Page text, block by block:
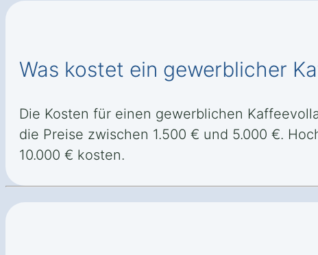
Was kostet ein gewerblicher
Die Kosten für einen gewerblichen
die Preise zwischen 1.500 € und 5.000 €.
10.000 € kosten.